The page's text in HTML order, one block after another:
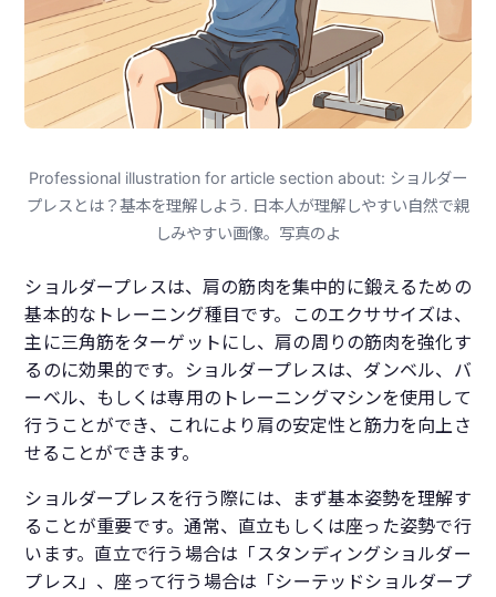
Professional illustration for article section about: ショルダー
プレスとは？基本を理解しよう. 日本人が理解しやすい自然で親
しみやすい画像。写真のよ
ショルダープレスは、肩の筋肉を集中的に鍛えるための
基本的なトレーニング種目です。このエクササイズは、
主に三角筋をターゲットにし、肩の周りの筋肉を強化す
るのに効果的です。ショルダープレスは、ダンベル、バ
ーベル、もしくは専用のトレーニングマシンを使用して
行うことができ、これにより肩の安定性と筋力を向上さ
せることができます。
ショルダープレスを行う際には、まず基本姿勢を理解す
ることが重要です。通常、直立もしくは座った姿勢で行
います。直立で行う場合は「スタンディングショルダー
プレス」、座って行う場合は「シーテッドショルダープ